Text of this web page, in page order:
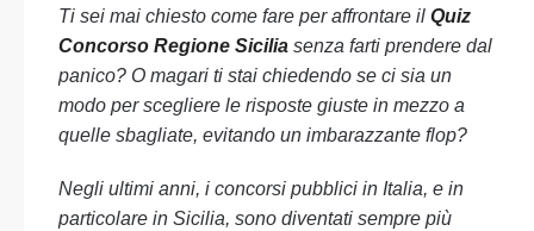
Ti sei mai chiesto come fare per affrontare il Quiz
Concorso Regione Sicilia senza farti prendere dal
panico? O magari ti stai chiedendo se ci sia un
modo per scegliere le risposte giuste in mezzo a
quelle sbagliate, evitando un imbarazzante flop?
Negli ultimi anni, i concorsi pubblici in Italia, e in
particolare in Sicilia, sono diventati sempre più